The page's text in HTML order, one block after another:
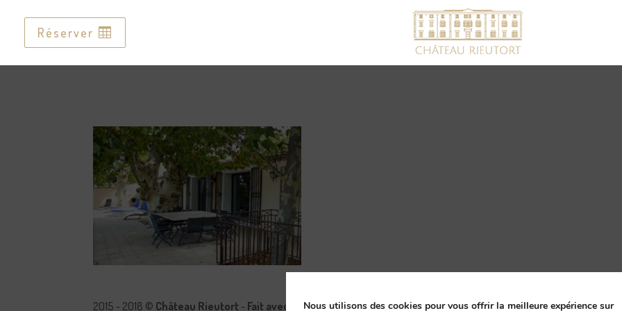
Réserver
2015 - 2018 © Château Rieutort - Fait avec passion par Comtrast
Nous utilisons des cookies pour vous offrir la meilleure expérience sur